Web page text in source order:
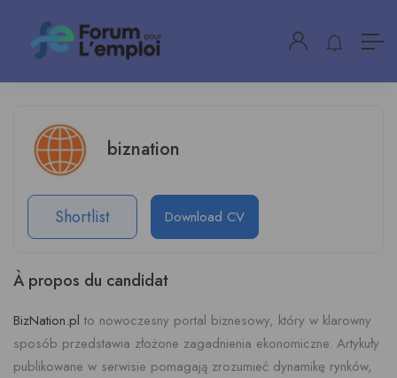
biznation
Shortlist Download CV
À propos du candidat
BizNation.pl to nowoczesny portal biznesowy, który w klarowny
sposób przedstawia złożone zagadnienia ekonomiczne. Artykuły
publikowane w serwisie pomagają zrozumieć dynamikę rynków,